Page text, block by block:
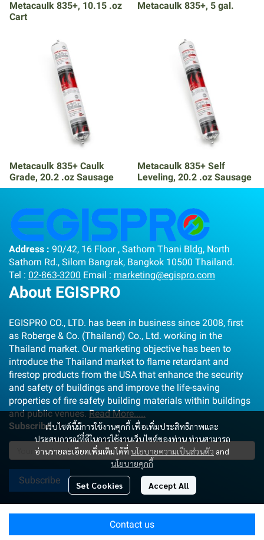
Metacaulk 835+, 10.15 .oz
Cart
Metacaulk 835+, 5 gal.
Metacaulk 835+ Caulk
Grade, 20.2 .oz Sausage
Metacaulk 835+ Self
Leveling, 20.2 .oz Sausage
Contact us
เว็บไซต์นี้มีการใช้งานคุกกี้ เพื่อเพิ่มประสิทธิภาพและ
ประสบการณ์ที่ดีในการใช้งานเว็บไซต์ของท่าน ท่านสามารถ
อ่านรายละเอียดเพิ่มเติมได้ที่ นโยบายความเป็นส่วนตัว and
นโยบายคุกกี้
Set Cookies Accept All
Address : 90/42, 16 Floor , Sathorn Thani Bldg, North
Sathorn Rd., Silom Bangrak, Bangkok 10500 Thailand.
Tel : 02-863-3200 Email : marketing@egispro.com
About EGISPRO
EGISPRO CO., LTD. has been in business since 2008, first
as Roberge & Co. (Thailand) Co., Ltd. working in the
Thailand market. Our marketing objective has been to
introduce the Thailand market to flame retardant and
firestop products from the USA that enhance the security
and safety of buildings and improve the life-saving
properties of fire safety building materials within buildings
and public venues.Read More.....
Subscribe
Subscribe
COPYRIGHT 2025 - EGISPRO CO., LTD.
Powered By MakeWebEasy